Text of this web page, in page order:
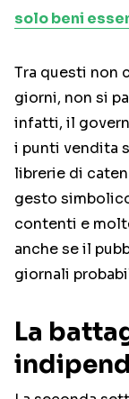
solo beni
Tra questi non
giorni, non si
infatti, il
i punti vendita
librerie di
gesto
contenti e
anche se il
giornali
La